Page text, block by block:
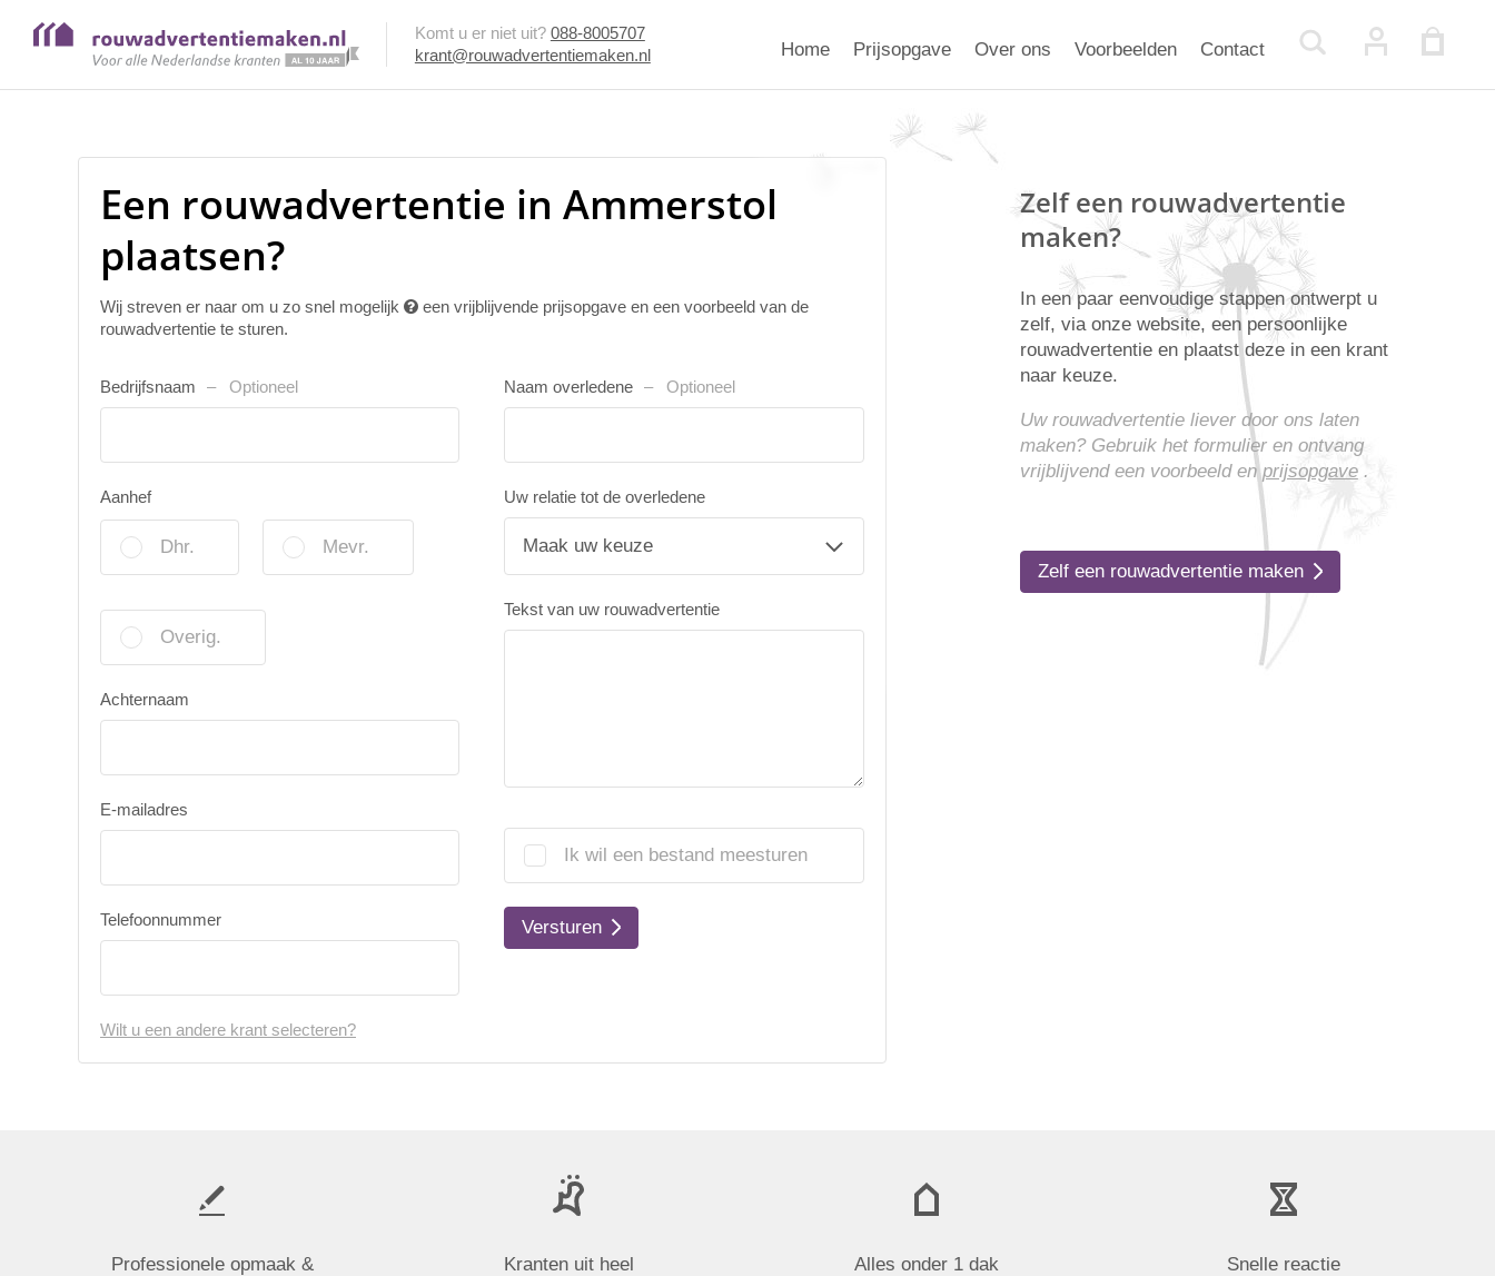
Komt u er niet uit? 088-8005707
krant@rouwadvertentiemaken.nl
Home Prijsopgave Over ons Voorbeelden Contact
Een rouwadvertentie in Ammerstol
plaatsen?
Wij streven er naar om u zo snel mogelijk
een vrijblijvende prijsopgave en een voorbeeld van de
rouwadvertentie te sturen.
Bedrijfsnaam Optioneel
Aanhef
Dhr. Mevr.
Overig.
Achternaam
E-mailadres
Telefoonnummer
Naam overledene Optioneel
Uw relatie tot de overledene
Tekst van uw rouwadvertentie
Ik wil een bestand meesturen
Versturen
Wilt u een andere krant selecteren?
Zelf een rouwadvertentie
maken?
In een paar eenvoudige stappen ontwerpt u
zelf, via onze website, een persoonlijke
rouwadvertentie en plaatst deze in een krant
naar keuze.
Uw rouwadvertentie liever door ons laten
maken? Gebruik het formulier en ontvang
vrijblijvend een voorbeeld enprijsopgave.
Zelf een rouwadvertentie maken
Professionele opmaak &
Kranten uit heel
Alles onder 1 dak
Snelle reactie